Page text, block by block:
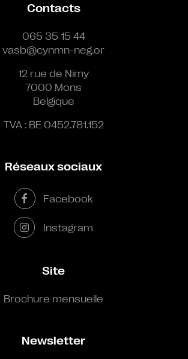
Contacts
065 35 15 44
vasb@cynmn-neg.or
12 rue de Nimy
7000 Mons
Belgique
TVA : BE 0452.781.152
Réseaux sociaux
Facebook
Instagram
Site
Brochure mensuelle
Newsletter